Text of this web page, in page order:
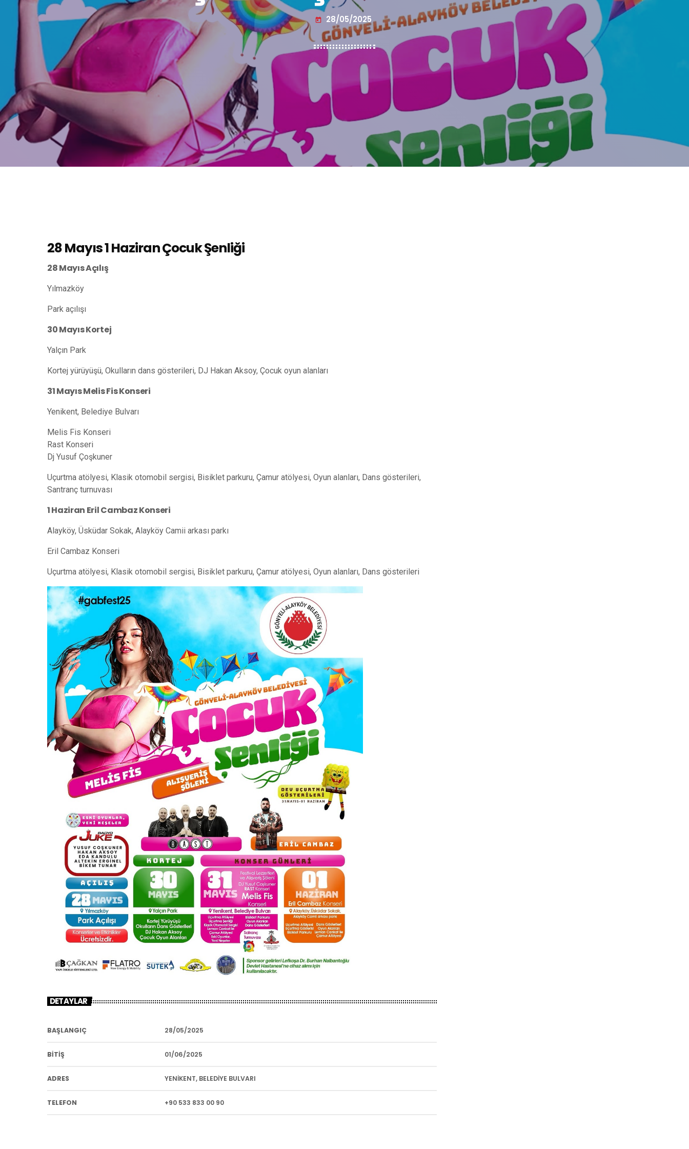
today 28/05/2025
28 Mayıs 1 Haziran Çocuk Şenliği
28 Mayıs Açılış
Yılmazköy
Park açılışı
30 Mayıs Kortej
Yalçın Park
Kortej yürüyüşü, Okulların dans gösterileri, DJ Hakan Aksoy, Çocuk oyun alanları
31 Mayıs Melis Fis Konseri
Yenikent, Belediye Bulvarı
Melis Fis Konseri
Rast Konseri
Dj Yusuf Çoşkuner
Uçurtma atölyesi, Klasik otomobil sergisi, Bisiklet parkuru, Çamur atölyesi, Oyun alanları, Dans gösterileri,
Santranç turnuvası
1 Haziran Eril Cambaz Konseri
Alayköy, Üsküdar Sokak, Alayköy Camii arkası parkı
Eril Cambaz Konseri
Uçurtma atölyesi, Klasik otomobil sergisi, Bisiklet parkuru, Çamur atölyesi, Oyun alanları, Dans gösterileri
DETAYLAR
BAŞLANGIÇ 28/05/2025
BİTİŞ 01/06/2025
ADRES YENIKENT, BELEDIYE BULVARI
TELEFON +90 533 833 00 90